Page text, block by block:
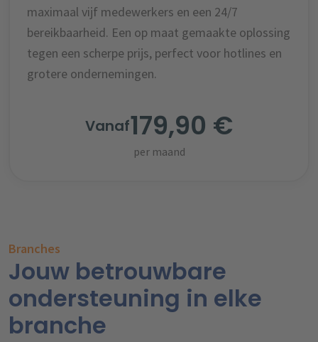
maximaal vijf medewerkers en een 24/7
bereikbaarheid. Een op maat gemaakte oplossing
tegen een scherpe prijs, perfect voor hotlines en
grotere ondernemingen.
Vanaf179,90 €
per maand
Branches
Jouw betrouwbare
ondersteuning in elke
branche